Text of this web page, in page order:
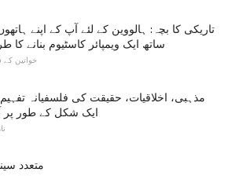
تاریکی کا بچہ: ہالووین کے لئے آپ کے اپنے
ساتھ ایک ویمپائر کاسٹیوم بنانے کا
خواتین
مذہبی، اخلاقیات، حقیقت کی فلسفیانہ
ایک شکل کے طور پر
متعدد